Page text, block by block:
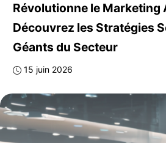
Révolutionne le Marketing
Découvrez les Stratégies
Géants du Secteur
15 juin 2026